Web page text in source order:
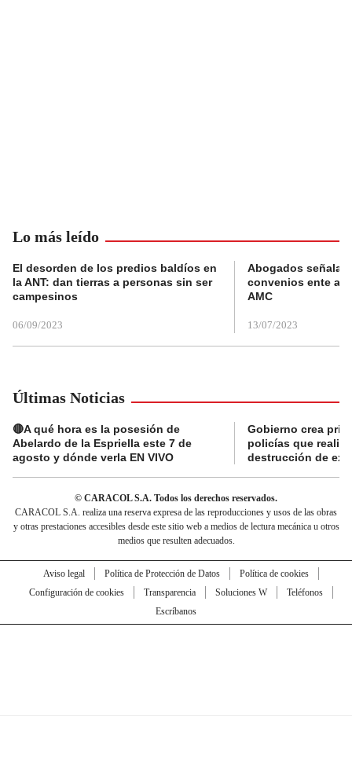
Lo más leído
El desorden de los predios baldíos en
la ANT: dan tierras a personas sin ser
campesinos
06/09/2023
Abogados
convenios ente
AMC
13/07/2023
Últimas Noticias
🔴A qué hora es la posesión de
Abelardo de la Espriella este 7 de
agosto y dónde verla EN VIVO
Gobierno crea
policías que
destrucción de
© CARACOL S.A. Todos los derechos reservados.
CARACOL S.A. realiza una reserva expresa de las reproducciones y usos de las obras
y otras prestaciones accesibles desde este sitio web a medios de lectura mecánica u otros
medios que resulten adecuados.
Aviso legal Política de Protección de Datos
Política de cookies
Configuración de cookies
Transparencia Soluciones W
Teléfonos
Escríbanos